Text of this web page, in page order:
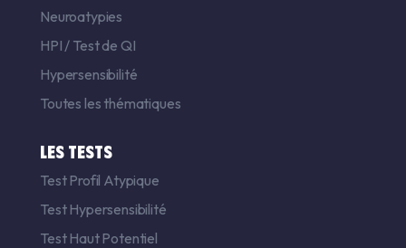
Neuroatypies
HPI / Test de QI
Hypersensibilité
Toutes les thématiques
LES TESTS
Test Profil Atypique
Test Hypersensibilité
Test Haut Potentiel